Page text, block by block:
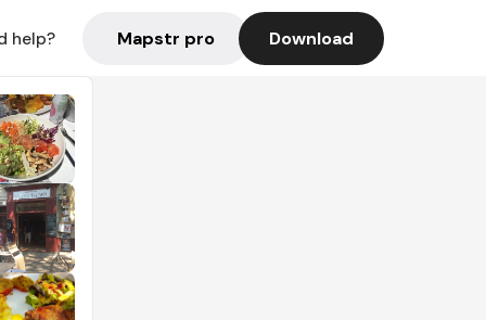
help? Mapstr pro Download